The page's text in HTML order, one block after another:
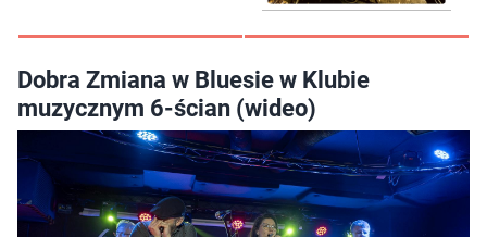
Dobra Zmiana w Bluesie w Klubie
muzycznym 6-ścian (wideo)